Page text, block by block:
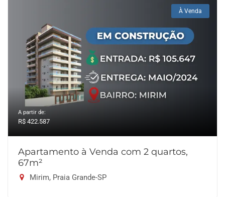
À Venda
A partir de:
R$ 422.587
Apartamento à Venda com 2 quartos,
67m²
Mirim, Praia Grande-SP